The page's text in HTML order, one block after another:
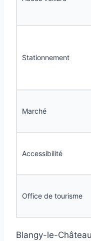
Stationnement
Marché
Accessibilité
Office de tourisme
Blangy-le-